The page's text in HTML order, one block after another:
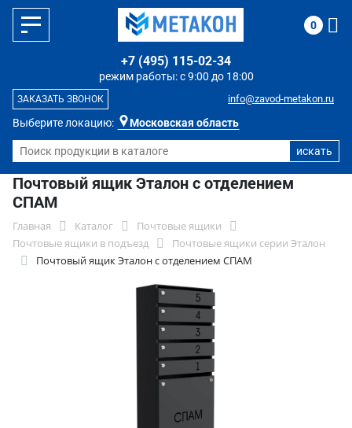
Выберите локацию: Московская область
режим работы: с 9:00 до 18:00
+7 (495) 115-02-34
info@zavod-metakon.ru
ЗАКАЗАТЬ ЗВОНОК
0
Почтовый ящик Эталон с отделением
СПАМ
Главная Каталог
Почтовые ящики
Почтовые ящики в подъезд
Почтовые ящики серии Эталон
Почтовый ящик Эталон с отделением СПАМ